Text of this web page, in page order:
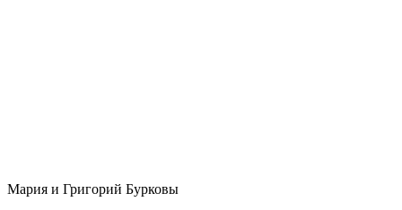
Мария и Григорий Бурковы